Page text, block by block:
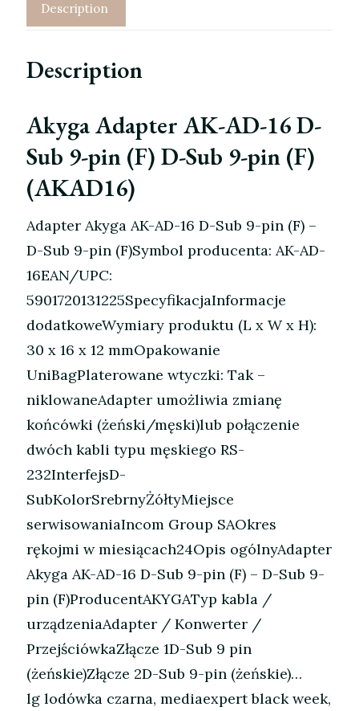
Description
Description
Akyga Adapter AK-AD-16 D-
Sub 9-pin (F) D-Sub 9-pin (F)
(AKAD16)
Adapter Akyga AK-AD-16 D-Sub 9-pin (F) –
D-Sub 9-pin (F)Symbol producenta: AK-AD-
16EAN/UPC:
5901720131225SpecyfikacjaInformacje
dodatkoweWymiary produktu (L x W x H):
30 x 16 x 12 mmOpakowanie
UniBagPlaterowane wtyczki: Tak –
niklowaneAdapter umożliwia zmianę
końcówki (żeński/męski)lub połączenie
dwóch kabli typu męskiego RS-
232InterfejsD-
SubKolorSrebrnyŻółtyMiejsce
serwisowaniaIncom Group SAOkres
rękojmi w miesiącach24Opis ogólnyAdapter
Akyga AK-AD-16 D-Sub 9-pin (F) – D-Sub 9-
pin (F)ProducentAKYGATyp kabla /
urządzeniaAdapter / Konwerter /
PrzejściówkaZłącze 1D-Sub 9 pin
(żeńskie)Złącze 2D-Sub 9-pin (żeńskie)…
lg lodówka czarna, mediaexpert black week,